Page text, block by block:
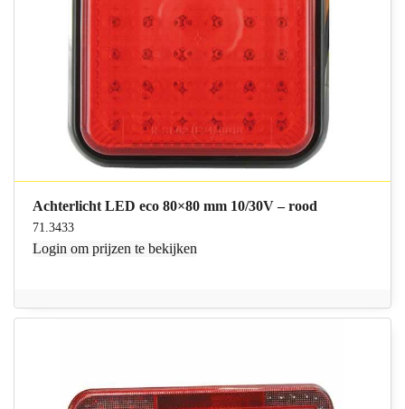
Achterlicht LED eco 80×80 mm 10/30V – rood
71.3433
Login om prijzen te bekijken